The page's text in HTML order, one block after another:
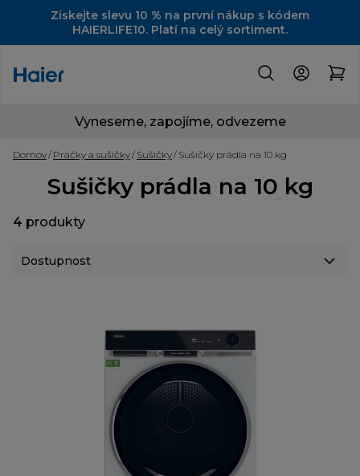
Získejte slevu 10 % na první nákup s kódem
HAIERLIFE10. Platí na celý sortiment.
Vyneseme, zapojíme, odvezeme
Domov Pračky a sušičky Sušičky Sušičky prádla na 10 kg
Sušičky prádla na 10 kg
4 produkty